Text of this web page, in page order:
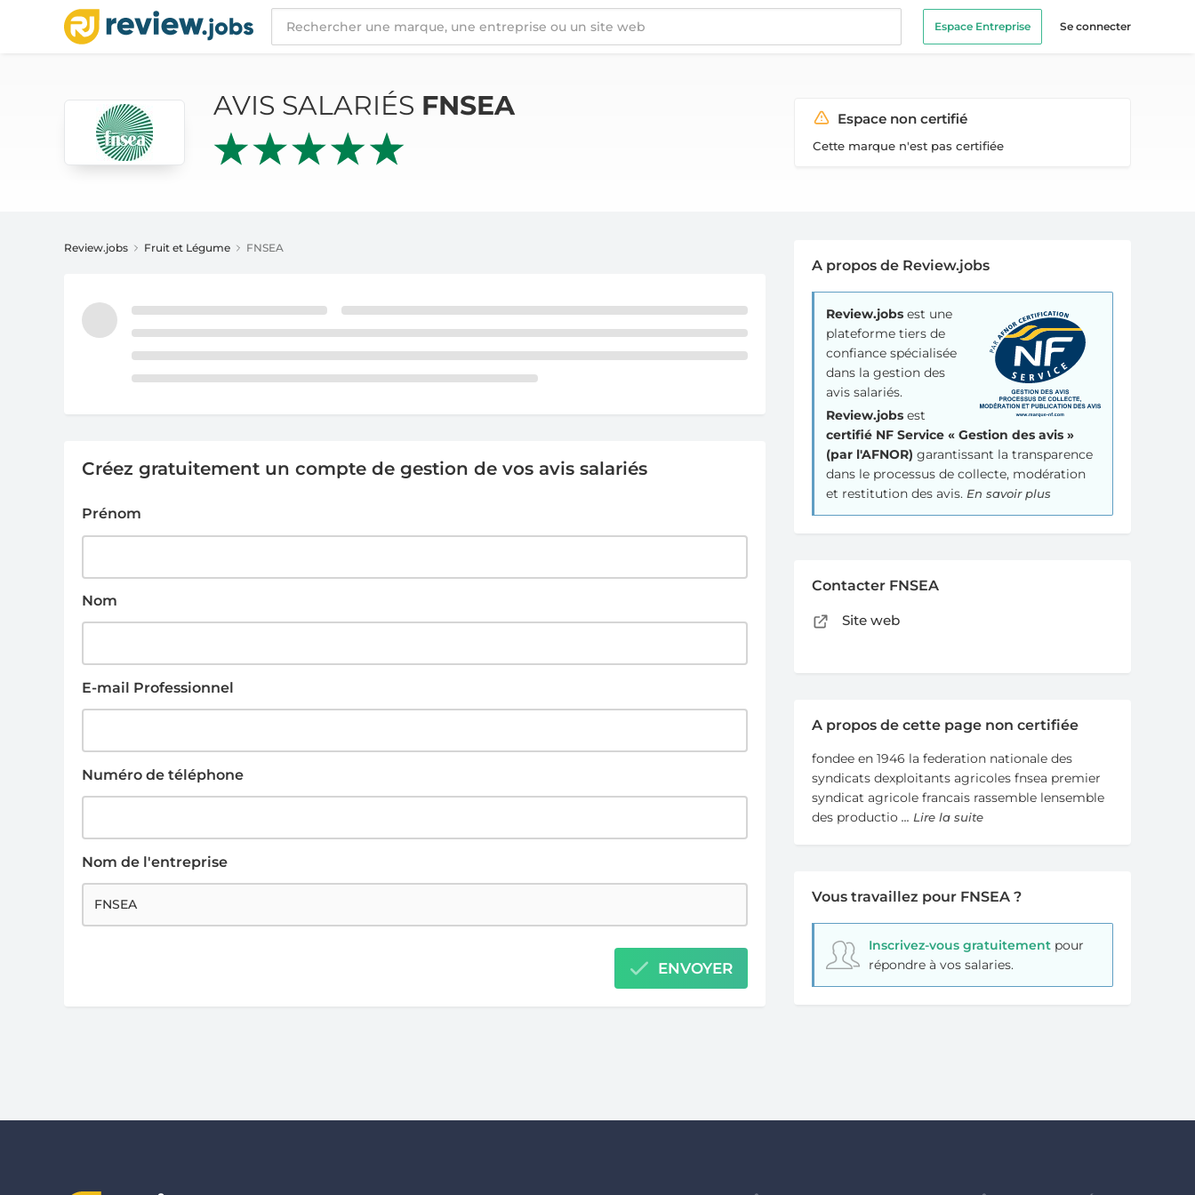
Espace Entreprise Se connecter
AVIS SALARIÉS FNSEA
AVIS SALARIÉS FNSEA Espace non certifié
Cette marque n'est pas certifiée
Review.jobs Fruit et Légume FNSEA
Créez gratuitement un compte de gestion de vos avis salariés
Prénom
Nom
E-mail Professionnel
Numéro de téléphone
Nom de l'entreprise
ENVOYER
A propos de Review.jobs
Review.jobs est une
plateforme tiers de
confiance spécialisée
dans la gestion des
avis salariés.
Review.jobs est
certifié NF Service « Gestion des avis »
(par l'AFNOR) garantissant la transparence
dans le processus de collecte, modération
et restitution des avis.En savoir plus
Contacter FNSEA
Site web
A propos de cette page non certifiée
fondee en 1946 la federation nationale des
syndicats dexploitants agricoles fnsea premier
syndicat agricole francais rassemble lensemble
des productio ... Lire la suite
Vous travaillez pour FNSEA ?
Inscrivez-vous gratuitementpour
répondre à vos salaries.